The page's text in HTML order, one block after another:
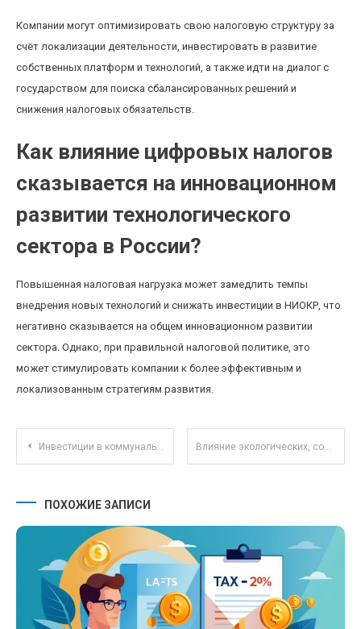
Компании могут оптимизировать свою налоговую структуру за
счёт локализации деятельности, инвестировать в развитие
собственных платформ и технологий, а также идти на диалог с
государством для поиска сбалансированных решений и
снижения налоговых обязательств.
Как влияние цифровых налогов
сказывается на инновационном
развитии технологического
сектора в России?
Повышенная налоговая нагрузка может замедлить темпы
внедрения новых технологий и снижать инвестиции в НИОКР, что
негативно сказывается на общем инновационном развитии
сектора. Однако, при правильной налоговой политике, это
может стимулировать компании к более эффективным и
локализованным стратегиям развития.
Навигация по записям
Инвестиции в коммунальные проекты: как устойчивое развитие повышает доходность и социальную ответственность Влияние экологических, социальных и управленческих критериев (ESG) на начинающих инвесторов
ПОХОЖИЕ ЗАПИСИ